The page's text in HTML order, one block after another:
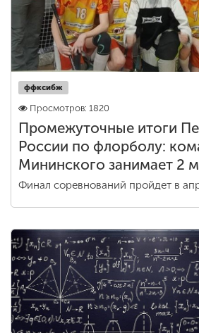
ффксибж
Просмотров: 1820
Промежуточные итоги
России по флорболу:
Мининского занимает 2
Финал соревнований пройдет в